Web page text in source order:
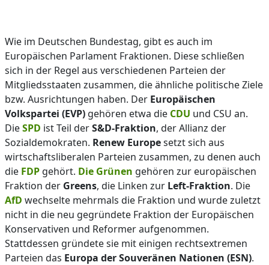
Wie im Deutschen Bundestag, gibt es auch im
Europäischen Parlament Fraktionen. Diese schließen
sich in der Regel aus verschiedenen Parteien der
Mitgliedsstaaten zusammen, die ähnliche politische Ziele
bzw. Ausrichtungen haben. Der Europäischen
Volkspartei (EVP) gehören etwa die CDU und CSU an.
DieSPD ist Teil derS&D-Fraktion, der Allianz der
Sozialdemokraten. Renew Europesetzt sich aus
wirtschaftsliberalen Parteien zusammen, zu denen auch
die FDP gehört. Die Grünen gehören zur europäischen
Fraktion der Greens, die Linken zur Left-Fraktion. Die
AfD wechselte mehrmals die Fraktion und wurde zuletzt
nicht in die neu gegründete Fraktion der Europäischen
Konservativen und Reformer aufgenommen.
Stattdessen gründete sie mit einigen rechtsextremen
Parteien das Europa der Souveränen Nationen (ESN).